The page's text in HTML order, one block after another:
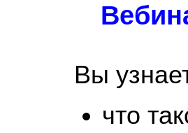
Вы
что